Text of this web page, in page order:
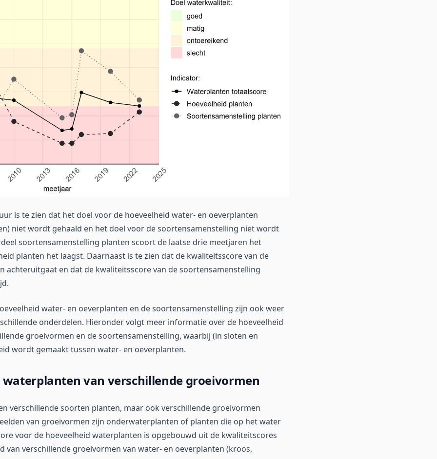
is te zien dat het doel voor de hoeveelheid water- en oeverplanten
niet wordt gehaald en het doel voor de soortensamenstelling niet wordt
soortensamenstelling planten scoort de laatse drie meetjaren het
planten het laagst. Daarnaast is te zien dat de kwaliteitsscore van de
achteruitgaat en dat de kwaliteitsscore van de soortensamenstelling
water- en oeverplanten en de soortensamenstelling zijn ook weer
onderdelen. Hieronder volgt meer informatie over de hoeveelheid
groeivormen en de soortensamenstelling, waarbij (in sloten en
wordt gemaakt tussen water- en oeverplanten.
waterplanten van verschillende groeivormen
verschillende soorten planten, maar ook verschillende groeivormen
van groeivormen zijn onderwaterplanten of planten die op het water
voor de hoeveelheid waterplanten is opgebouwd uit de kwaliteitscores
van verschillende groeivormen van water- en oeverplanten (kroos,